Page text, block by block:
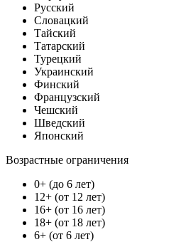
Русский
Словацкий
Тайский
Татарский
Турецкий
Украинский
Финский
Французский
Чешский
Шведский
Японский
Возрастные ограничения
0+ (до 6 лет)
12+ (от 12 лет)
16+ (от 16 лет)
18+ (от 18 лет)
6+ (от 6 лет)